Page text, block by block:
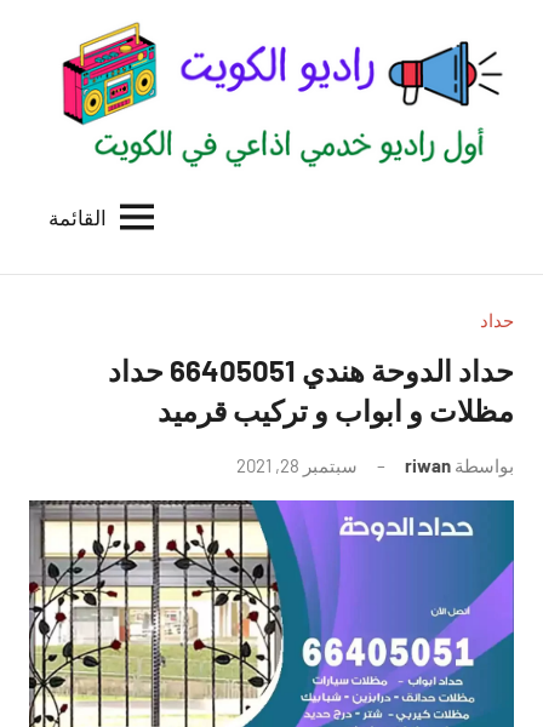
المحتوى
الكويت
للاعلانات
بالكويت
القائمة
حداد
حداد الدوحة هندي 66405051 حداد
مظلات و ابواب و تركيب قرميد
بواسطة riwan سبتمبر 28, 2021
توجد
تعليقات